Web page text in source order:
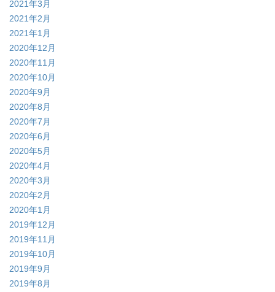
2021年3月
2021年2月
2021年1月
2020年12月
2020年11月
2020年10月
2020年9月
2020年8月
2020年7月
2020年6月
2020年5月
2020年4月
2020年3月
2020年2月
2020年1月
2019年12月
2019年11月
2019年10月
2019年9月
2019年8月